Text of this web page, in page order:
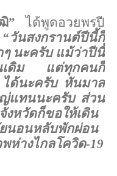
” ได้พูดอวยพรปี
“วันสงกรานต์ปีนี้ก็
นะครับ แม้ว่าปีนี้
นเดิม แต่ทุกคนก็
ได้นะครับ หันมาส
ญ่แทนนะครับ ส่วน
งหวัดก็ขอให้เดิน
นอนหลับพักผ่อน
ห่างไกลโควิด-19